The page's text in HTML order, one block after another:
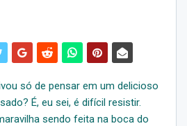
só de pensar em um delicioso
É, eu sei, é difícil resistir.
sendo feita na boca do